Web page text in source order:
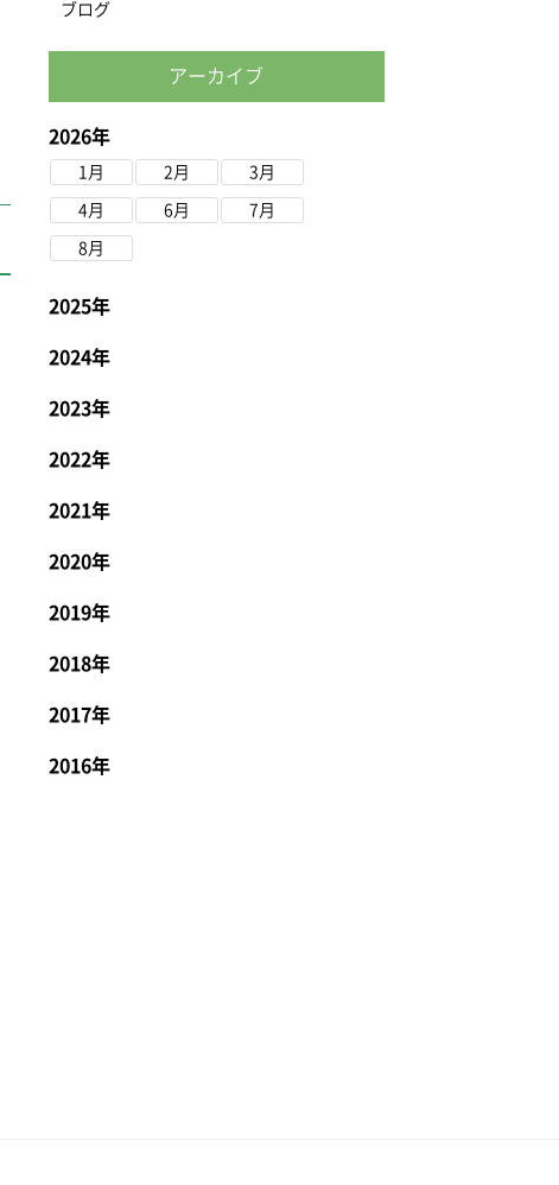
ブログ
アーカイブ
2026年
1月 2月 3月
4月 6月 7月
8月
2025年
2024年
2023年
2022年
2021年
2020年
2019年
2018年
2017年
2016年